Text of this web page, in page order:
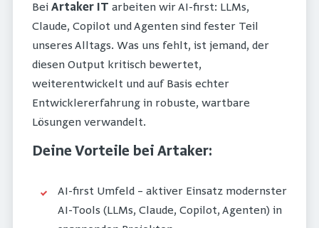
Bei Artaker IT arbeiten wir AI-first: LLMs,
Claude, Copilot und Agenten sind fester Teil
unseres Alltags. Was uns fehlt, ist jemand, der
diesen Output kritisch bewertet,
weiterentwickelt und auf Basis echter
Entwicklererfahrung in robuste, wartbare
Lösungen verwandelt.
Deine Vorteile bei Artaker:
AI-first Umfeld – aktiver Einsatz modernster
AI-Tools (LLMs, Claude, Copilot, Agenten) in